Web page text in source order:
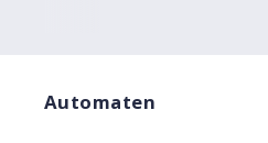
Automaten